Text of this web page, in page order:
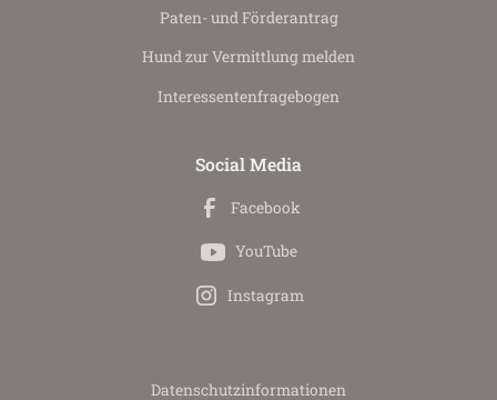
Paten- und Förderantrag
Hund zur Vermittlung melden
Interessenten­fragebogen
Social Media
Facebook
YouTube
Instagram
Datenschutz­informationen